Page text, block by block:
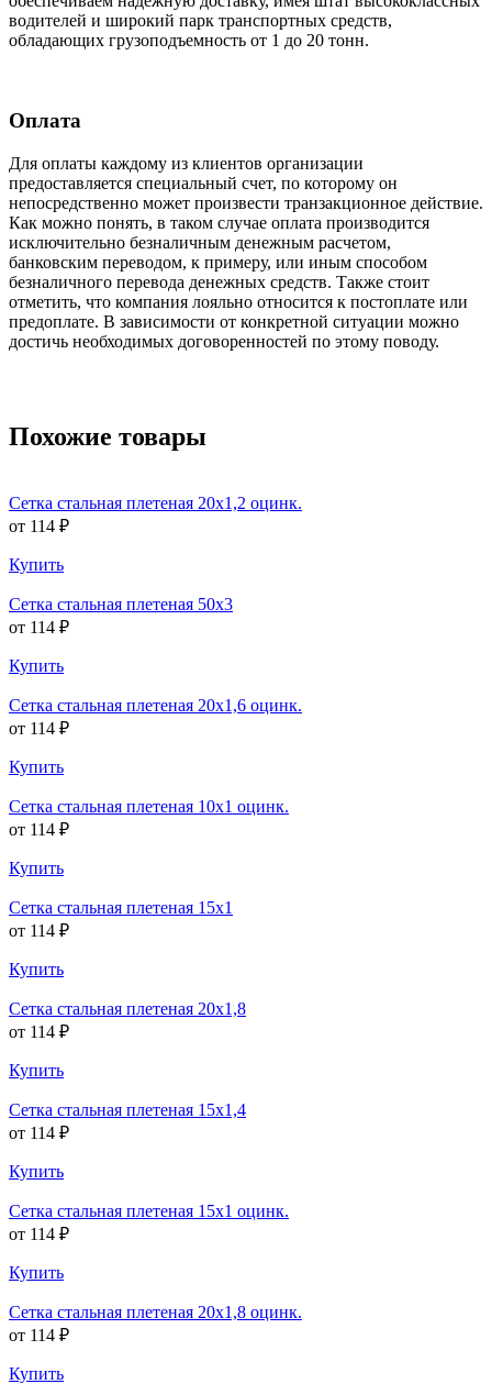
водителей и широкий парк транспортных средств,
обладающих грузоподъемность от 1 до 20 тонн.
Оплата
Для оплаты каждому из клиентов организации
предоставляется специальный счет, по которому он
непосредственно может произвести транзакционное действие.
Как можно понять, в таком случае оплата производится
исключительно безналичным денежным расчетом,
банковским переводом, к примеру, или иным способом
безналичного перевода денежных средств. Также стоит
отметить, что компания лояльно относится к постоплате или
предоплате. В зависимости от конкретной ситуации можно
достичь необходимых договоренностей по этому поводу.
Похожие товары
Сетка стальная плетеная 20х1,2 оцинк.
от 114 ₽
Купить
Сетка стальная плетеная 50х3
от 114 ₽
Купить
Сетка стальная плетеная 20х1,6 оцинк.
от 114 ₽
Купить
Сетка стальная плетеная 10х1 оцинк.
от 114 ₽
Купить
Сетка стальная плетеная 15х1
от 114 ₽
Купить
Сетка стальная плетеная 20х1,8
от 114 ₽
Купить
Сетка стальная плетеная 15х1,4
от 114 ₽
Купить
Сетка стальная плетеная 15х1 оцинк.
от 114 ₽
Купить
Сетка стальная плетеная 20х1,8 оцинк.
от 114 ₽
Купить